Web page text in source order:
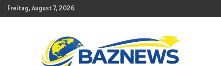
Skip
to
Freitag, August 7, 2026